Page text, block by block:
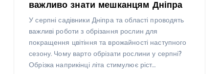
важливо знати мешканцям Дніпра
У серпні садівники Дніпра та області проводять
важливі роботи з обрізання рослин для
покращення цвітіння та врожайності наступного
сезону. Чому варто обрізати рослини у серпні?
Обрізка наприкінці літа стимулює ріст…